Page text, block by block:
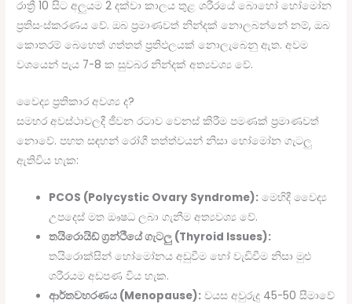
රාත්‍රී 10 සිට අලුයම 2 දක්වා කාලය තුළ ශරීරයේ බොහෝ හෝමෝන
ප්‍රතිසංස්කරණය වේ. ඔබ ප්‍රමාණවත් නින්දක් නොලබන්නේ නම්, ඔබ
කොතරම් බෙහෙත් ගත්තත් ප්‍රතිඵලයක් නොලැබෙනු ඇත. අවම
වශයෙන් පැය 7-8 ක සුවබර නින්දක් අත්‍යවශ්‍ය වේ.
වෛද්‍ය ප්‍රතිකාර අවශ්‍ය ද?
සමහර අවස්ථාවලදී ජීවන රටාව වෙනස් කිරීම පමණක් ප්‍රමාණවත්
නොවේ. පහත සඳහන් රෝගී තත්ත්වයන් නිසා හෝමෝන ගැටලු
ඇතිවිය හැක:
PCOS (Polycystic Ovary Syndrome): මෙහිදී වෛද්‍ය
උපදෙස් මත ඖෂධ ලබා ගැනීම අත්‍යවශ්‍ය වේ.
තයිරොයිඩ් ග්‍රන්ථියේ ගැටලු (Thyroid Issues):
තයිරොක්සින් හෝමෝනය අඩුවීම හෝ වැඩිවීම නිසා මුළු
ශරීරයම අඩපණ විය හැක.
ආර්තවහරණය (Menopause): වයස අවුරුදු 45-50 සීමාවේ